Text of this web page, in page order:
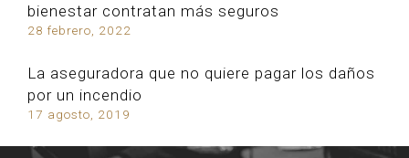
bienestar contratan más seguros
28 febrero, 2022
La aseguradora que no quiere pagar los daños
por un incendio
17 agosto, 2019